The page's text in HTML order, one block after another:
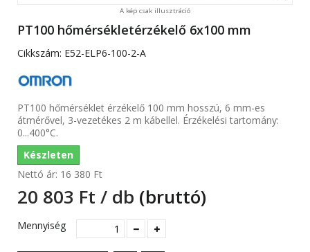
A kép csak illusztráció
PT100 hőmérsékletérzékelő 6x100 mm
Cikkszám: E52-ELP6-100-2-A
PT100 hőmérséklet érzékelő 100 mm hosszú, 6 mm-es
átmérővel, 3-vezetékes 2 m kábellel. Érzékelési tartomány:
0...400°C.
Készleten
Nettó ár: 16 380 Ft‎
20 803 Ft‎ / db (bruttó)
Mennyiség